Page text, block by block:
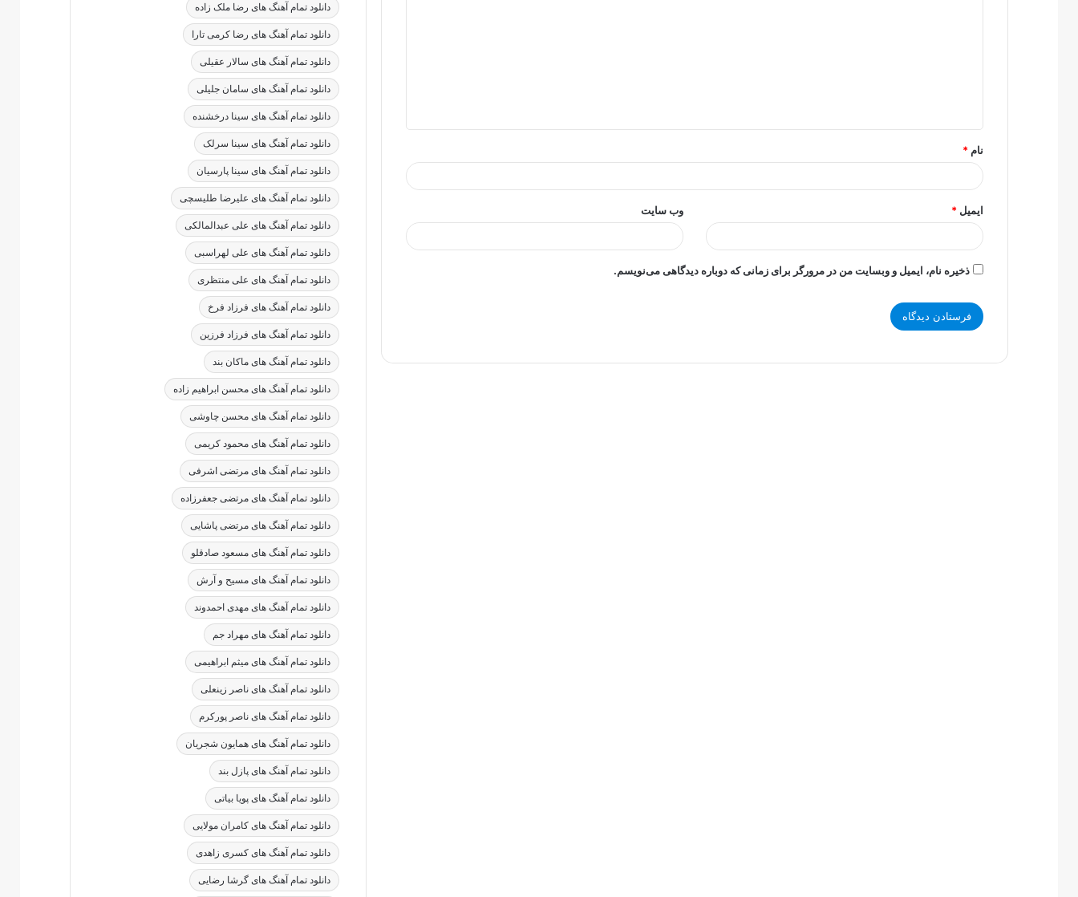
*
نام *
ایمیل * وب‌ سایت
ذخیره نام، ایمیل و وبسایت من در مرورگر برای زمانی که دوباره دیدگاهی می‌نویسم.
دانلود تمام آهنگ های رضا ملک زاده
دانلود تمام آهنگ های رضا کرمی تارا
دانلود تمام آهنگ های سالار عقیلی
دانلود تمام آهنگ های سامان جلیلی
دانلود تمام آهنگ های سینا درخشنده
دانلود تمام آهنگ های سینا سرلک
دانلود تمام آهنگ های سینا پارسیان
دانلود تمام آهنگ های علیرضا طلیسچی
دانلود تمام آهنگ های علی عبدالمالکی
دانلود تمام آهنگ های علی لهراسبی
دانلود تمام آهنگ های علی منتظری
دانلود تمام آهنگ های فرزاد فرخ
دانلود تمام آهنگ های فرزاد فرزین
دانلود تمام آهنگ های ماکان بند
دانلود تمام آهنگ های محسن ابراهیم زاده
دانلود تمام آهنگ های محسن چاوشی
دانلود تمام آهنگ های محمود کریمی
دانلود تمام آهنگ های مرتضی اشرفی
دانلود تمام آهنگ های مرتضی جعفرزاده
دانلود تمام آهنگ های مرتضی پاشایی
دانلود تمام آهنگ های مسعود صادقلو
دانلود تمام آهنگ های مسیح و آرش
دانلود تمام آهنگ های مهدی احمدوند
دانلود تمام آهنگ های مهراد جم
دانلود تمام آهنگ های میثم ابراهیمی
دانلود تمام آهنگ های ناصر زینعلی
دانلود تمام آهنگ های ناصر پورکرم
دانلود تمام آهنگ های همایون شجریان
دانلود تمام آهنگ های پازل بند
دانلود تمام آهنگ های پویا بیاتی
دانلود تمام آهنگ های کامران مولایی
دانلود تمام آهنگ های کسری زاهدی
دانلود تمام آهنگ های گرشا رضایی